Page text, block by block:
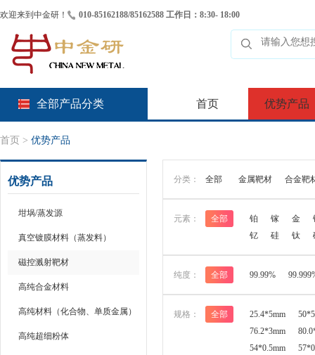
欢迎来到中金研！ 010-85162188/85162588 工作日：8:30- 18:00
全部产品分类 首页 优势产品
首页 > 优势产品
优势产品
坩埚/蒸发源
真空镀膜材料（蒸发料）
磁控溅射靶材
高纯合金材料
高纯材料（化合物、单质金属）
高纯超细粉体
分类： 全部 金属靶材 合金靶
元素： 全部 铂 镓 金
钇
硅 钛
纯度： 全部 99.99%
规格： 全部 25.4*5mm
76.2*3mm
54*0.5mm